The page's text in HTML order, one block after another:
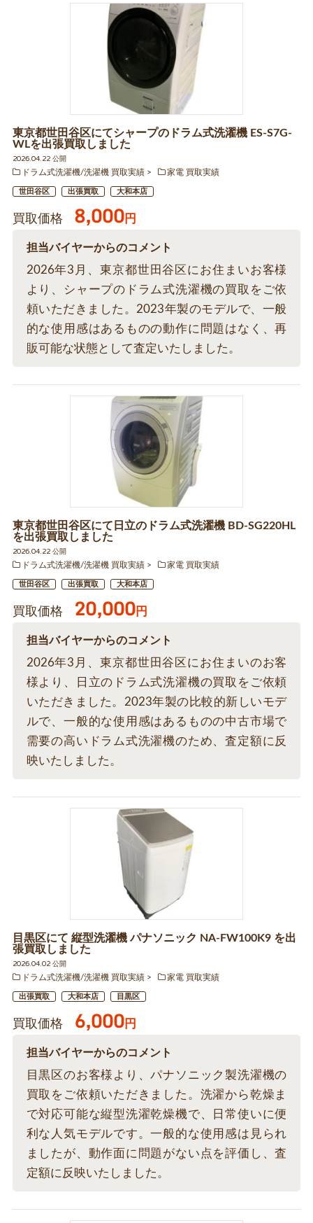
東京都世田谷区にてシャープのドラム式洗濯機 ES-S7G-
WLを出張買取しました
2026.04.22 公開
ドラム式洗濯機/洗濯機 買取実績
家電 買取実績
世田谷区 出張買取 大和本店
買取価格 8,000円
担当バイヤーからのコメント
2026年3月、東京都世田谷区にお住まいお客様
より、シャープのドラム式洗濯機の買取をご依
頼いただきました。2023年製のモデルで、一般
的な使用感はあるものの動作に問題はなく、再
販可能な状態として査定いたしました。
東京都世田谷区にて日立のドラム式洗濯機 BD-SG220HL
を出張買取しました
2026.04.22 公開
ドラム式洗濯機/洗濯機 買取実績
家電 買取実績
世田谷区 出張買取 大和本店
買取価格 20,000円
担当バイヤーからのコメント
2026年3月、東京都世田谷区にお住まいのお客
様より、日立のドラム式洗濯機の買取をご依頼
いただきました。2023年製の比較的新しいモデ
ルで、一般的な使用感はあるものの中古市場で
需要の高いドラム式洗濯機のため、査定額に反
映いたしました。
目黒区にて 縦型洗濯機 パナソニック NA-FW100K9 を出
張買取しました
2026.04.02 公開
ドラム式洗濯機/洗濯機 買取実績
家電 買取実績
出張買取 大和本店 目黒区
買取価格 6,000円
担当バイヤーからのコメント
目黒区のお客様より、パナソニック製洗濯機の
買取をご依頼いただきました。洗濯から乾燥ま
で対応可能な縦型洗濯乾燥機で、日常使いに便
利な人気モデルです。一般的な使用感は見られ
ましたが、動作面に問題がない点を評価し、査
定額に反映いたしました。